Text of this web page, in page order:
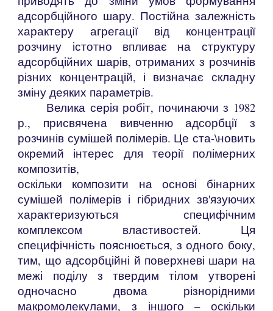
адсорбційного шару. Постійна залежність
характеру агрегації від концентрації
розчину істотно впливає на структуру
адсорбційних шарів, отриманих з розчинів
різних концентрацій, і визначає складну
зміну деяких параметрів.
Велика серія робіт, починаючи з 1982
р., присвячена вивченню адсорбції з
розчинів сумішей полімерів. Це ста-\новить
окремий інтерес для теорії полімерних
композитів,
оскільки композити на основі бінарних
сумішей полімерів і гібридних зв'язуючих
характеризуються специфічним
комплексом властивостей. Ця
специфічність пояснюється, з одного боку,
тим, що адсорбційні й поверхневі шари на
межі поділу з твердим тілом утворені
одночасно двома різнорідними
макромолекулами, з іншого – оскільки